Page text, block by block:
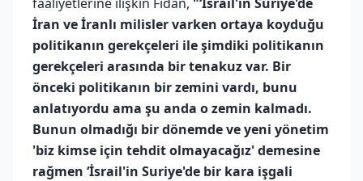
İran ve İranlı milisler varken ortaya koyduğu
politikanın gerekçeleri ile şimdiki politikanın
gerekçeleri arasında bir tenakuz var. Bir
önceki politikanın bir zemini vardı, bunu
anlatıyordu ama şu anda o zemin kalmadı.
Bunun olmadığı bir dönemde ve yeni yönetim
'biz kimse için tehdit olmayacağız' demesine
rağmen ‘İsrail'in Suriye'de bir kara işgali